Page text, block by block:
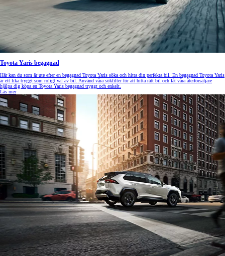
Toyota Yaris begagnad
Här kan du som är ute efter en begagnad Toyota Yaris söka och hitta din perfekta bil. En begagnad Toyota Yaris
är ett lika tryggt som roligt val av bil. Använd våra sökfilter för att hitta rätt bil och låt våra återförsäljare
hjälpa dig köpa en Toyota Yaris begagnad tryggt och enkelt.
Läs mer